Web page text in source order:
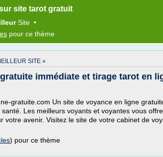
site tarot gratuit
Site •
pour ce thème
SITE »
immédiate et tirage tarot en
gratuite.com Un site de voyance en ligne
Les meilleurs voyants et voyantes vous
votre avenir. Visitez le site de votre cabinet de
) pour ce thème